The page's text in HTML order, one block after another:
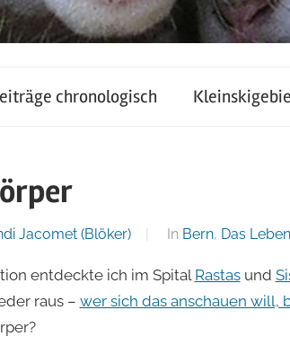
chronologisch
Jacomet (Blöker) In Bern, Das Leben
entdeckte ich im Spital Rastasund
raus – wer sich das anschauen will,